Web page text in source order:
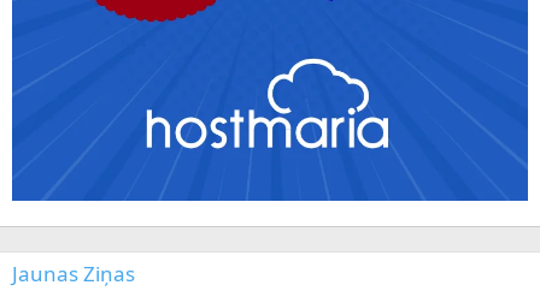
Jaunas Ziņas